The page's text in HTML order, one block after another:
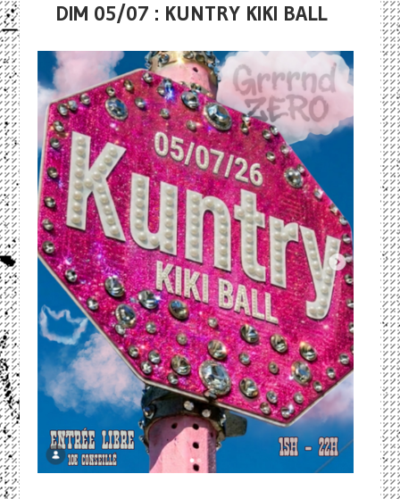
DIM 05/07 : KUNTRY KIKI BALL